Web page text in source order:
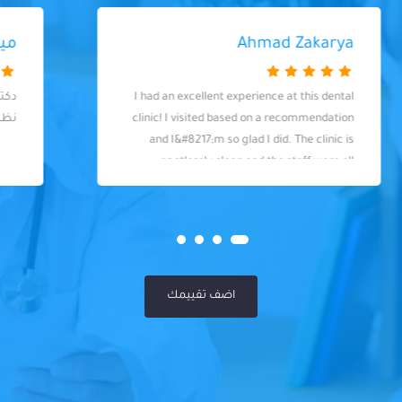
ميادة ابراهيم
دكتور شاطر جدا وعامل كل احتياطاته والعياده
نظيفه والمواعيد مظبوطه
اضف تقييمك